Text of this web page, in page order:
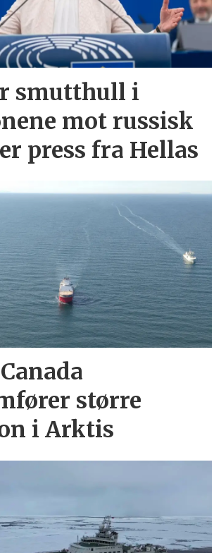
smutthull i
mot russisk
press fra Hellas
større
i Arktis